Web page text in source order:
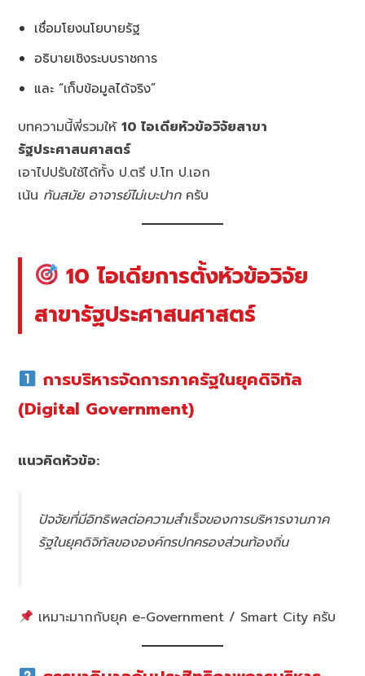
เชื่อมโยงนโยบายรัฐ
อธิบายเชิงระบบราชการ
และ “เก็บข้อมูลได้จริง”
บทความนี้พี่รวมให้10 ไอเดียหัวข้อวิจัยสาขา
รัฐประศาสนศาสตร์
เอาไปปรับใช้ได้ทั้ง ป.ตรี ป.โท ป.เอก
เน้น ทันสมัย อาจารย์ไม่เบะปากครับ
10 ไอเดียการตั้งหัวข้อวิจัย
สาขารัฐประศาสนศาสตร์
การบริหารจัดการภาครัฐในยุคดิจิทัล
(Digital Government)
แนวคิดหัวข้อ:
ปัจจัยที่มีอิทธิพลต่อความสำเร็จของการบริหารงานภาค
รัฐในยุคดิจิทัลขององค์กรปกครองส่วนท้องถิ่น
เหมาะมากกับยุค e-Government / Smart City ครับ